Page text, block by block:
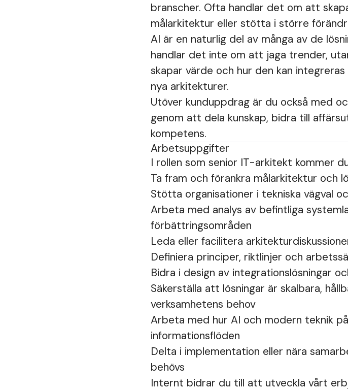
branscher. Ofta handlar det om att
målarkitektur eller stötta i större
AI är en naturlig del av många av de
handlar det inte om att jaga trender,
skapar värde och hur den kan
nya arkitekturer.
Utöver kunduppdrag är du också med
genom att dela kunskap, bidra till
kompetens.
Arbetsuppgifter
I rollen som senior IT-arkitekt kommer
Ta fram och förankra målarkitektur och
Stötta organisationer i tekniska vägval
Arbeta med analys av befintliga
förbättringsområden
Leda eller facilitera
Definiera principer, riktlinjer och
Bidra i design av integrationslösningar
Säkerställa att lösningar är skalbara,
verksamhetens behov
Arbeta med hur AI och modern teknik
informationsflöden
Delta i implementation eller nära
behövs
Internt bidrar du till att utveckla vårt